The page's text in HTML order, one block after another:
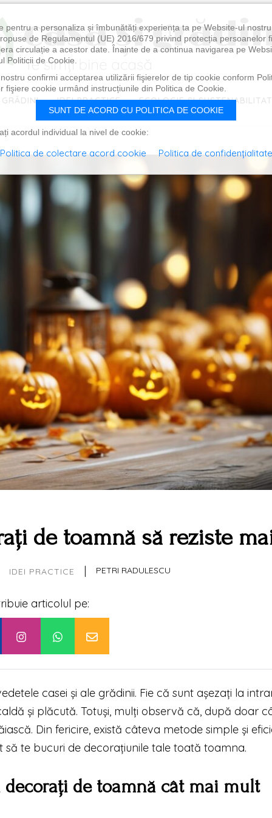
IDEI PRACTICE ECOLOGIE ȘI
de toamnă să reziste
IDEI PRACTICE | PETRI RADULESCU
articolul pe:
casei și ale grădinii. Fie că sunt așezați la
și plăcută. Totuși, mulți observă că, după doar
Din fericire, există câteva metode simple și
te bucuri de decorațiunile tale toată toamna.
de toamnă cât mai mult
pentru a personaliza și îmbunătăți experiența ta pe Website-ul
de Regulamentul (UE) 2016/679 privind protecția persoanelor
circulație a acestor date. Înainte de a continua navigarea pe
Politicii de Cookie.
confirmi acceptarea utilizării fişierelor de tip cookie conform
cookie urmând instrucțiunile din Politica de Cookie.
SUNT DE ACORD CU POLITICA DE COOKIE
acordul individual la nivel de cookie:
Politica de colectare acord cookie Politica de confidențialitate